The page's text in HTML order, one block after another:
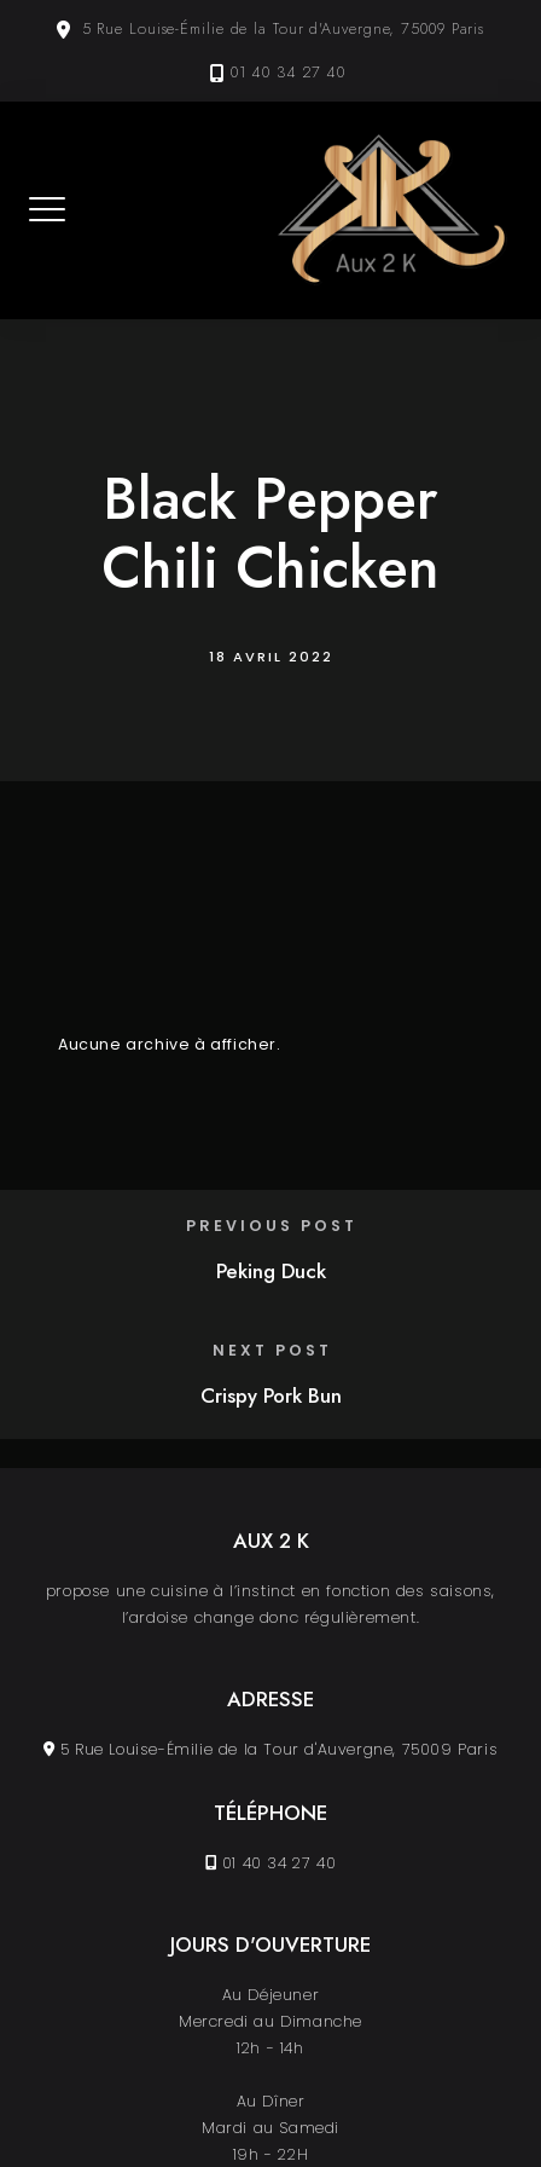
5 Rue Louise-Émilie de la Tour d'Auvergne, 75009 Paris
01 40 34 27 40
Black Pepper
Chili Chicken
18 AVRIL 2022
Aucune archive à afficher.
PREVIOUS POST
Peking Duck
NEXT POST
Crispy Pork Bun
AUX 2 K
propose une cuisine à l’instinct en fonction des saisons,
l’ardoise change donc régulièrement.
ADRESSE
5 Rue Louise-Émilie de la Tour d'Auvergne, 75009 Paris
TÉLÉPHONE
01 40 34 27 40
JOURS D'OUVERTURE
Au Déjeuner
Mercredi au Dimanche
12h - 14h
Au Dîner
Mardi au Samedi
19h - 22H